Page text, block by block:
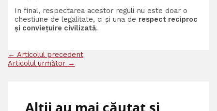
In final, respectarea acestor reguli nu este doar o
chestiune de legalitate, ci și una de respect reciproc
și conviețuire civilizată.
← Articolul precedent
Articolul următor →